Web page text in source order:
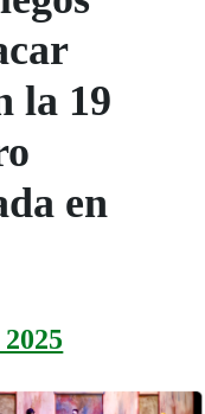
la 19
en